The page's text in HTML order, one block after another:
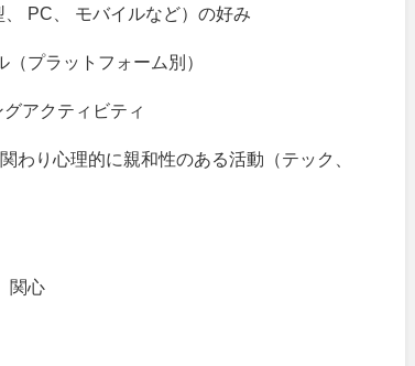
、 PC、 モバイルなど）の好み
（プラットフォーム別）
グアクティビティ
わり心理的に親和性のある活動（テック、
関心